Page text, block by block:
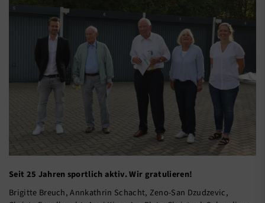
Seit 25 Jahren sportlich aktiv. Wir gratulieren!
Brigitte Breuch, Annkathrin Schacht, Zeno-San Dzudzevic,